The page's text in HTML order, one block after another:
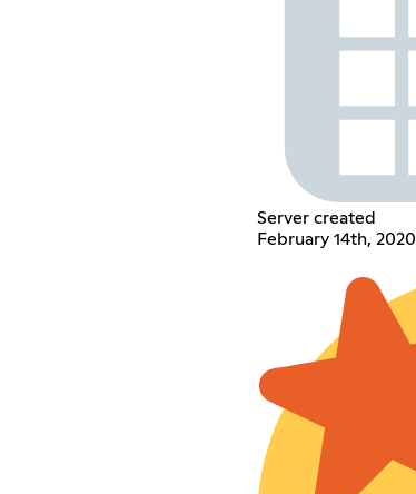
Server created
February 14th, 2020